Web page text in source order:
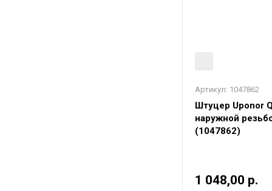
Артикул: 1047862
Штуцер Uponor
наружной
(1047862)
1 048,00 р.